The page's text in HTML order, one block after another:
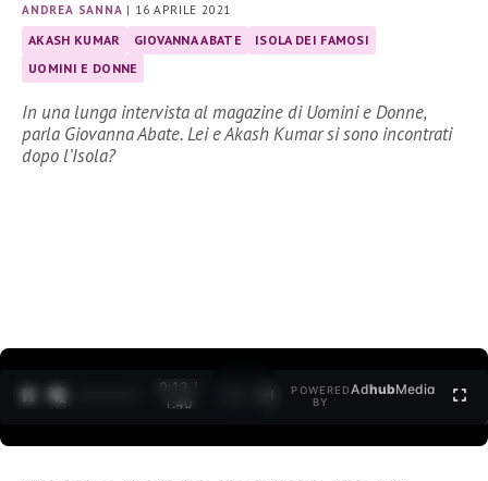
ANDREA SANNA | 16 APRILE 2021
AKASH KUMAR GIOVANNA ABATE
ISOLA DEI FAMOSI
UOMINI E DONNE
In una lunga intervista al magazine di Uomini e Donne,
parla Giovanna Abate. Lei e Akash Kumar si sono incontrati
dopo l’Isola?
0:12 /
1:40
POWERED
BY
AdhubMedia